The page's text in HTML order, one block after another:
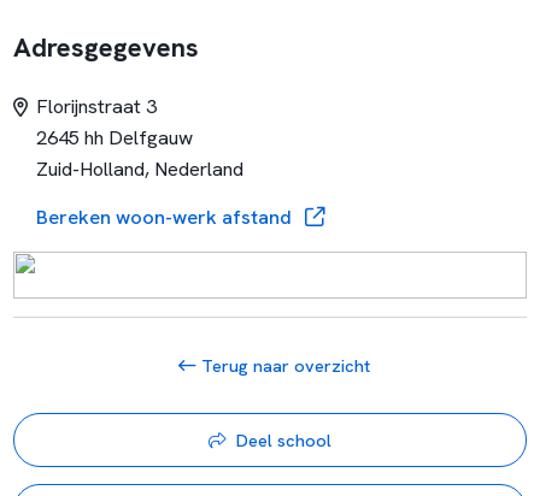
Adresgegevens
Florijnstraat 3
2645 hh Delfgauw
Zuid-Holland, Nederland
Bereken woon-werk afstand
Terug naar overzicht
Deel school